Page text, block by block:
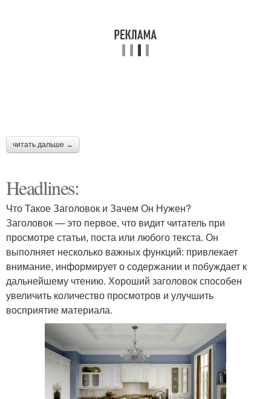
читать дальше →
Headlines:
Что Такое Заголовок и Зачем Он Нужен?
Заголовок — это первое, что видит читатель при
просмотре статьи, поста или любого текста. Он
выполняет несколько важных функций: привлекает
внимание, информирует о содержании и побуждает к
дальнейшему чтению. Хороший заголовок способен
увеличить количество просмотров и улучшить
восприятие материала.